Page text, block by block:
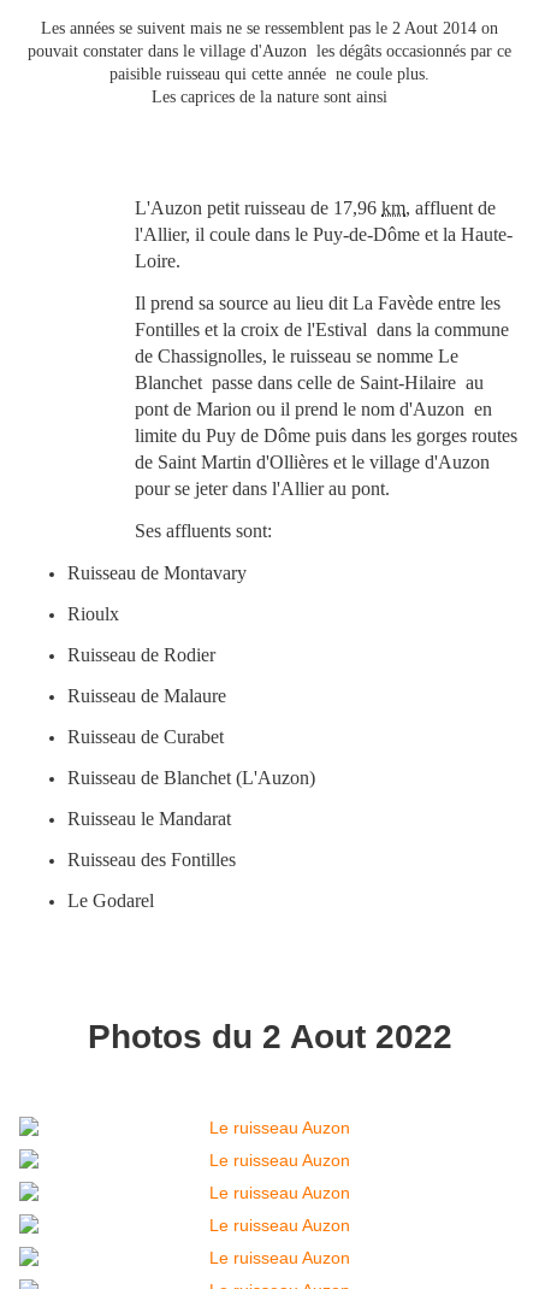
Les années se suivent mais ne se ressemblent pas le 2 Aout 2014 on
pouvait constater dans le village d'Auzon les dégâts occasionnés par ce
paisible ruisseau qui cette année ne coule plus.
Les caprices de la nature sont ainsi
L'Auzon petit ruisseau de 17,96 km, affluent de
l'Allier, il coule dans le Puy-de-Dôme et la Haute-
Loire.
Il prend sa source au lieu dit La Favède entre les
Fontilles et la croix de l'Estival dans la commune
de Chassignolles, le ruisseau se nomme Le
Blanchet passe dans celle de Saint-Hilaire au
pont de Marion ou il prend le nom d'Auzon en
limite du Puy de Dôme puis dans les gorges routes
de Saint Martin d'Ollières et le village d'Auzon
pour se jeter dans l'Allier au pont.
Ses affluents sont:
Ruisseau de Montavary
Rioulx
Ruisseau de Rodier
Ruisseau de Malaure
Ruisseau de Curabet
Ruisseau de Blanchet (L'Auzon)
Ruisseau le Mandarat
Ruisseau des Fontilles
Le Godarel
Photos du 2 Aout 2022